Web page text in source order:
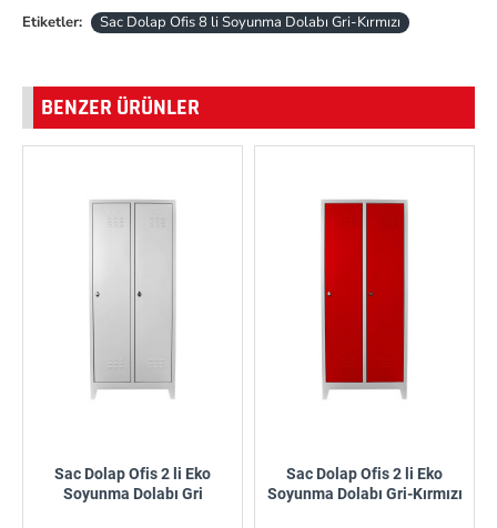
Etiketler: Sac Dolap Ofis 8 li Soyunma Dolabı Gri-Kırmızı
BENZER ÜRÜNLER
Sac Dolap Ofis 2 li Eko
Soyunma Dolabı Gri
Sac Dolap Ofis 2 li Eko
Soyunma Dolabı Gri-Kırmızı